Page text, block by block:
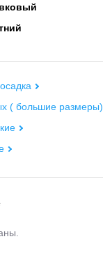
( большие размеры)